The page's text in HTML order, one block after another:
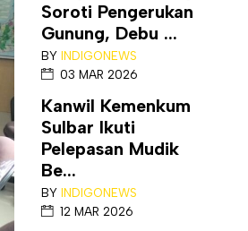
Soroti Pengerukan
Gunung, Debu ...
BY INDIGONEWS
03 MAR 2026
Kanwil Kemenkum
Sulbar Ikuti
Pelepasan Mudik
Be...
BY INDIGONEWS
12 MAR 2026